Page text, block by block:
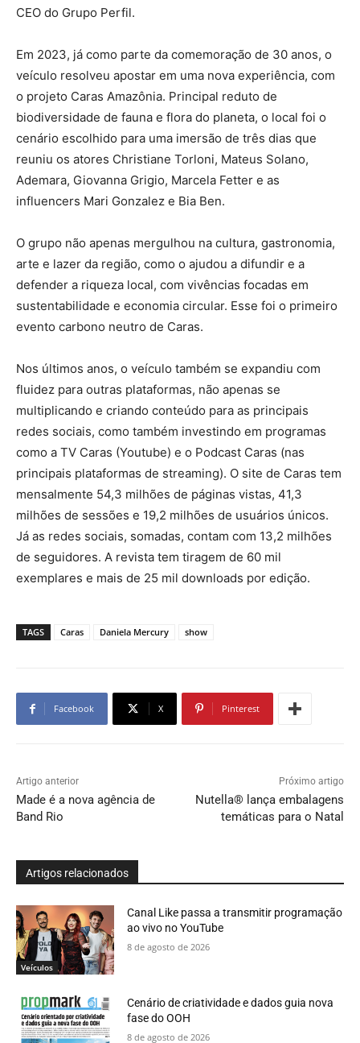
CEO do Grupo Perfil.
Em 2023, já como parte da comemoração de 30 anos, o
veículo resolveu apostar em uma nova experiência, com
o projeto Caras Amazônia. Principal reduto de
biodiversidade de fauna e flora do planeta, o local foi o
cenário escolhido para uma imersão de três dias que
reuniu os atores Christiane Torloni, Mateus Solano,
Ademara, Giovanna Grigio, Marcela Fetter e as
influencers Mari Gonzalez e Bia Ben.
O grupo não apenas mergulhou na cultura, gastronomia,
arte e lazer da região, como o ajudou a difundir e a
defender a riqueza local, com vivências focadas em
sustentabilidade e economia circular. Esse foi o primeiro
evento carbono neutro de Caras.
Nos últimos anos, o veículo também se expandiu com
fluidez para outras plataformas, não apenas se
multiplicando e criando conteúdo para as principais
redes sociais, como também investindo em programas
como a TV Caras (Youtube) e o Podcast Caras (nas
principais plataformas de streaming). O site de Caras tem
mensalmente 54,3 milhões de páginas vistas, 41,3
milhões de sessões e 19,2 milhões de usuários únicos.
Já as redes sociais, somadas, contam com 13,2 milhões
de seguidores. A revista tem tiragem de 60 mil
exemplares e mais de 25 mil downloads por edição.
TAGS Caras Daniela Mercury show
Facebook X Pinterest
Artigo anterior
Made é a nova agência de
Band Rio
Próximo artigo
Nutella® lança embalagens
temáticas para o Natal
Artigos relacionados
Veículos
Canal Like passa a transmitir programação
ao vivo no YouTube
8 de agosto de 2026
Cenário de criatividade e dados guia nova
fase do OOH
8 de agosto de 2026